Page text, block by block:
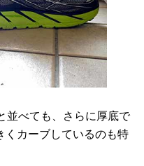
並べても、さらに厚底で
くカーブしているのも特